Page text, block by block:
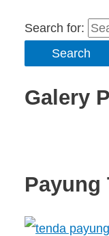
Search for:
Galery
Payung